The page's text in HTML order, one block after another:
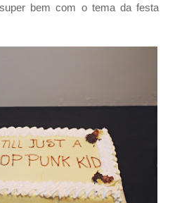
bem com o tema da festa